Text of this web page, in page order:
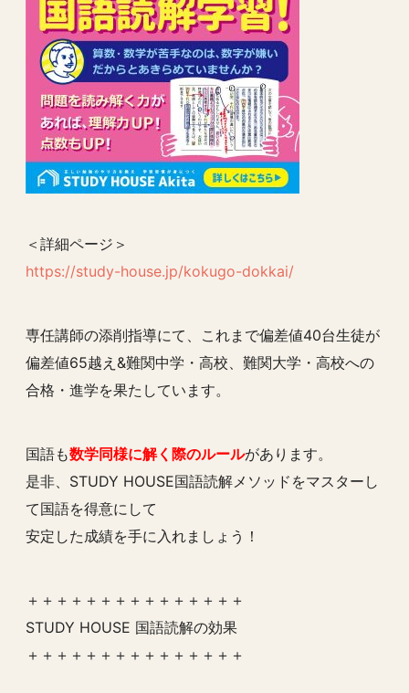
＜詳細ページ＞
https://study-house.jp/kokugo-dokkai/
専任講師の添削指導にて、これまで偏差値40台生徒が
偏差値65越え&難関中学・高校、難関大学・高校への
合格・進学を果たしています。
国語も数学同様に解く際のルールがあります。
是非、STUDY HOUSE国語読解メソッドをマスターし
て国語を得意にして
安定した成績を手に入れましょう！
＋＋＋＋＋＋＋＋＋＋＋＋＋＋＋
STUDY HOUSE 国語読解の効果
＋＋＋＋＋＋＋＋＋＋＋＋＋＋＋